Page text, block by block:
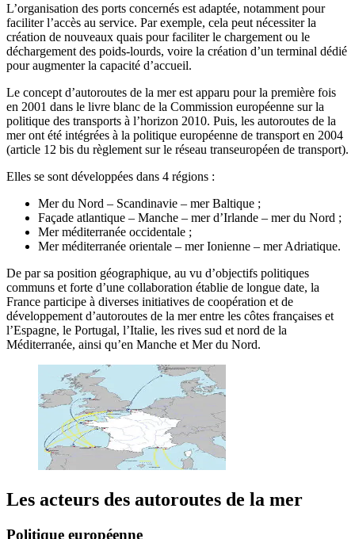
L’organisation des ports concernés est adaptée, notamment pour
faciliter l’accès au service. Par exemple, cela peut nécessiter la
création de nouveaux quais pour faciliter le chargement ou le
déchargement des poids-lourds, voire la création d’un terminal dédié
pour augmenter la capacité d’accueil.
Le concept d’autoroutes de la mer est apparu pour la première fois
en 2001 dans le livre blanc de la Commission européenne sur la
politique des transports à l’horizon 2010. Puis, les autoroutes de la
mer ont été intégrées à la politique européenne de transport en 2004
(article 12 bis du règlement sur le réseau transeuropéen de transport).
Elles se sont développées dans 4 régions :
Mer du Nord – Scandinavie – mer Baltique ;
Façade atlantique – Manche – mer d’Irlande – mer du Nord ;
Mer méditerranée occidentale ;
Mer méditerranée orientale – mer Ionienne – mer Adriatique.
De par sa position géographique, au vu d’objectifs politiques
communs et forte d’une collaboration établie de longue date, la
France participe à diverses initiatives de coopération et de
développement d’autoroutes de la mer entre les côtes françaises et
l’Espagne, le Portugal, l’Italie, les rives sud et nord de la
Méditerranée, ainsi qu’en Manche et Mer du Nord.
Les acteurs des autoroutes de la mer
Politique européenne